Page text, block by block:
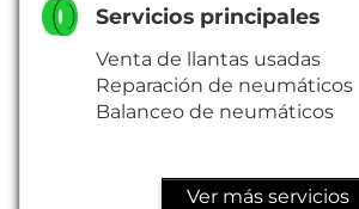
Servicios principales
Venta de llantas usadas
Reparación de neumáticos
Balanceo de neumáticos
Ver más servicios